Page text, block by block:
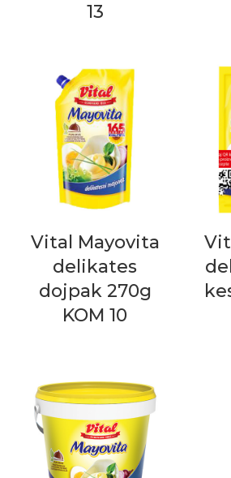
13
Vital Mayovita
delikates
dojpak 270g
KOM 10